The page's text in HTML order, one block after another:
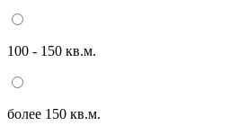
100 - 150 кв.м.
более 150 кв.м.